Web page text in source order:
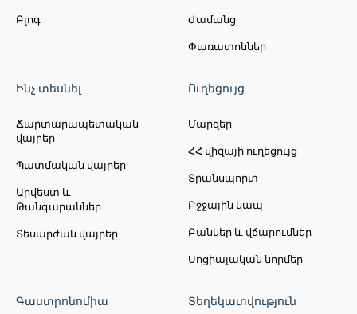
Բլոգ Ժամանց
Փառատոններ
Ինչ տեսնել
Ճարտարապետական
վայրեր
Պատմական վայրեր
Արվեստ և
Թանգարաններ
Տեսարժան վայրեր
Ուղեցույց
Մարզեր
ՀՀ վիզայի ուղեցույց
Տրանսպորտ
Բջջային կապ
Բանկեր և վճարումներ
Սոցիալական նորմեր
Գաստրոնոմիա Տեղեկատվություն